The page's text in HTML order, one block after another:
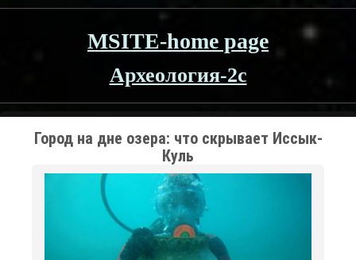
MSITE-home page
Археология-2c
Город на дне озера: что скрывает Иссык-
Куль